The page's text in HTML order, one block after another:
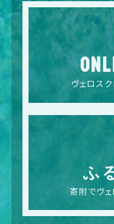
ヴェロス
ふ
寄附でヴ